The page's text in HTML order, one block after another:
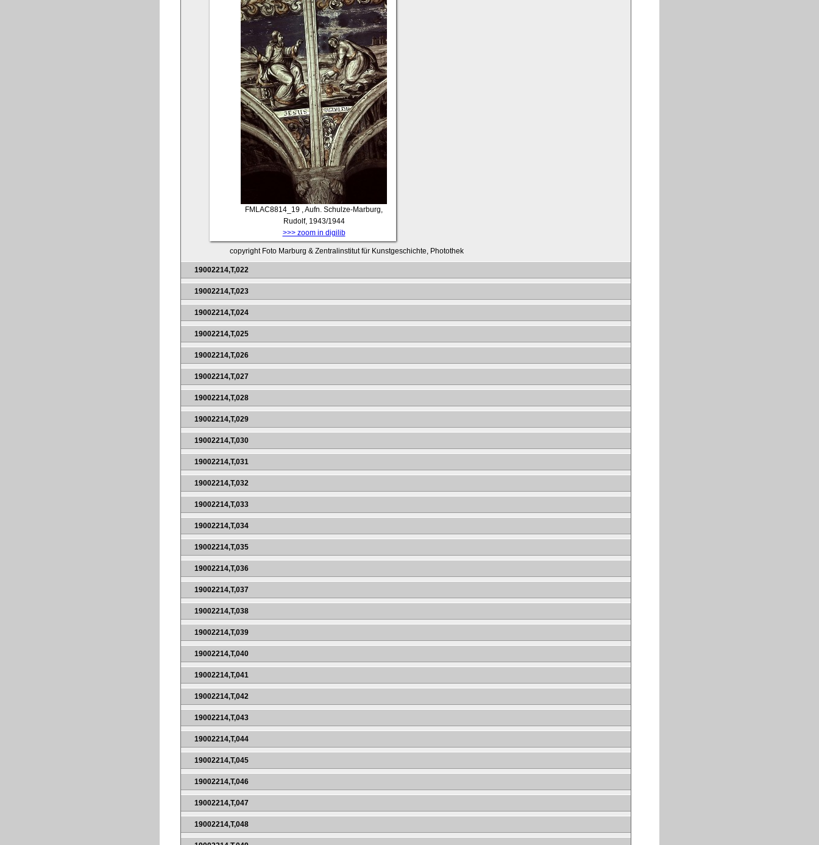
FMLAC8814_19 , Aufn. Schulze-Marburg,
Rudolf, 1943/1944
>>> zoom in digilib
copyright Foto Marburg & Zentralinstitut für Kunstgeschichte, Photothek
19002214,T,022
19002214,T,023
19002214,T,024
19002214,T,025
19002214,T,026
19002214,T,027
19002214,T,028
19002214,T,029
19002214,T,030
19002214,T,031
19002214,T,032
19002214,T,033
19002214,T,034
19002214,T,035
19002214,T,036
19002214,T,037
19002214,T,038
19002214,T,039
19002214,T,040
19002214,T,041
19002214,T,042
19002214,T,043
19002214,T,044
19002214,T,045
19002214,T,046
19002214,T,047
19002214,T,048